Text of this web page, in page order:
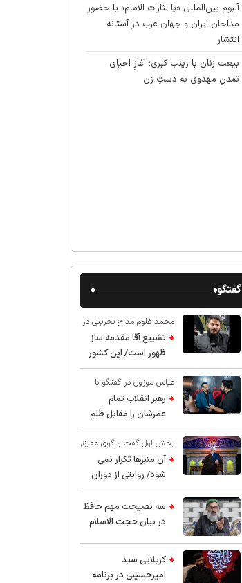
آلبوم بین‌المللی «یا لثارات الامام» با حضور
مداحان ایران و جهان عرب در آستانه
انتشار
بیعت زنان با زینب کبری؛ آغازِ احیای
تمدنِ مهدوی به دستِ زن
گفتگو
محمد غلوم مداح بحرینی در
گفت و گو با عقیق:
تشییع آقا مقدمه ساز
ظهور است/ این کشور
صاحب دارد
عباس موزون در گفتگو با
عقیق:رهبر انقلاب تمام
عمرشان را مقابل ظلم
ایستادند پس نباید از
شهادت ایشان شگفت
زده شد
بخش اول گفت و گوی عقیق
با استاد حسین انصاریان:
آن منبرها تکرار نمی
شود/ روایتی از دوران
کودکی و نوجوانی این
واعظ بزرگ و نویسنده و
پژوهشگر جهان اسلام
سه نصیحت مهم حافظ
در بیان حجت الاسلام
کربلایی سید
امیر‌حسینی در برنامه